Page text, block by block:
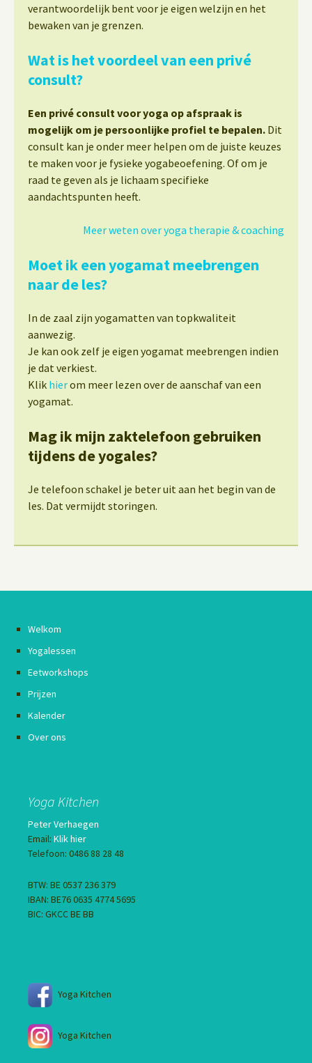
verantwoordelijk bent voor je eigen welzijn en het
bewaken van je grenzen.
Wat is het voordeel van een privé
consult?
Een privé consult voor yoga op afspraak is
mogelijk om je persoonlijke profiel te bepalen. Dit
consult kan je onder meer helpen om de juiste keuzes
te maken voor je fysieke yogabeoefening. Of om je
raad te geven als je lichaam specifieke
aandachtspunten heeft.
Meer weten over yoga therapie & coaching
Moet ik een yogamat meebrengen
naar de les?
In de zaal zijn yogamatten van topkwaliteit
aanwezig.
Je kan ook zelf je eigen yogamat meebrengen indien
je dat verkiest.
Klik hierom meer lezen over de aanschaf van een
yogamat.
Mag ik mijn zaktelefoon gebruiken
tijdens de yogales?
Je telefoon schakel je beter uit aan het begin van de
les. Dat vermijdt storingen.
Welkom
Yogalessen
Eetworkshops
Prijzen
Kalender
Over ons
Yoga Kitchen
Peter Verhaegen
Email: Klik hier
Telefoon: 0486 88 28 48
BTW: BE 0537 236 379
IBAN: BE76 0635 4774 5695
BIC: GKCC BE BB
Yoga Kitchen
Yoga Kitchen